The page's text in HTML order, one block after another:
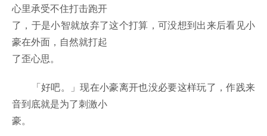
心里承受不住打击跑开
了，于是小智就放弃了这个打算，可没想到出来后看见小
豪在外面，自然就打起
了歪心思。
「好吧。」现在小豪离开也没必要这样玩了，作践来
音到底就是为了刺激小
豪。